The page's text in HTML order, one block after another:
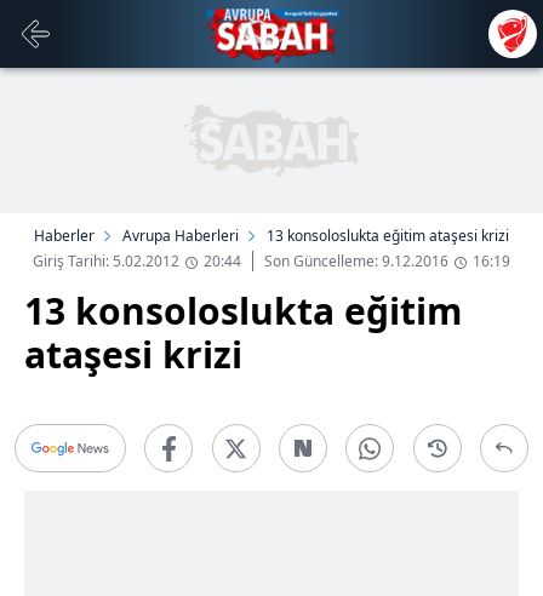
Haberler Avrupa Haberleri
13 konsoloslukta eğitim ataşesi krizi
Giriş Tarihi: 5.02.2012
20:44 Son Güncelleme: 9.12.2016 16:19
13 konsoloslukta eğitim
ataşesi krizi